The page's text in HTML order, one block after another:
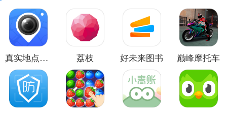
真实地点水印相机 荔枝 好未来图书 巅峰摩托车